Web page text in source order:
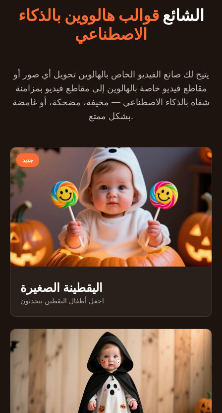
الشائعقوالب هالووين بالذكاء
الاصطناعي
يتيح لك صانع الفيديو الخاص بالهالوين تحويل أي صور أو
مقاطع فيديو خاصة بالهالوين إلى مقاطع فيديو بمزامنة
شفاه بالذكاء الاصطناعي — مخيفة، مضحكة، أو غامضة
بشكل ممتع.
جديد
اليقطينة الصغيرة
اجعل أطفال اليقطين يتحدثون